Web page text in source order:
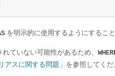
を明示的に使用するようにするこ
ていない可能性があるため、
スに関する問題」 を参照してくだ